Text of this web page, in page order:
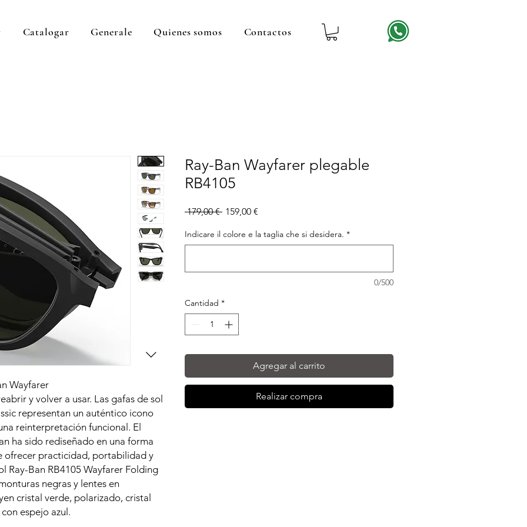
Catalogar Generale Quienes somos Contactos
Wayfarer
y volver a usar. Las gafas de sol
representan un auténtico icono
reinterpretación funcional. El
ha sido rediseñado en una forma
ofrecer practicidad, portabilidad y
Ray-Ban RB4105 Wayfarer Folding
negras y lentes en
cristal verde, polarizado, cristal
espejo azul.
Ray-Ban Wayfarer plegable
RB4105
179,00 € Precio
159,00 €
oferta
Indicare il colore e la taglia che si desidera. *
0/500
Cantidad *
Agregar al carrito
Realizar compra